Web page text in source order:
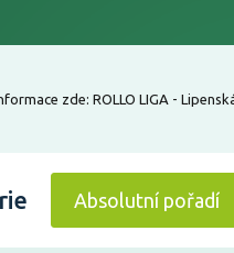
zde: ROLLO LIGA -
Absolutní pořadí